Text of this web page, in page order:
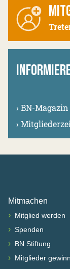
› BN-Magazin
›
Mitmachen
› Mitglied werden
› Spenden
› BN Stiftung
› Mitglieder